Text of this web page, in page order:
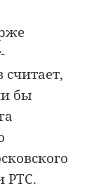
бы
РТС.